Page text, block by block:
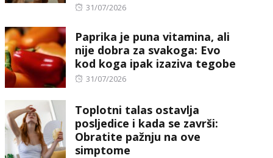
Posted
31/07/2026
Paprika je puna vitamina, ali
nije dobra za svakoga: Evo
kod koga ipak izaziva tegobe
Posted
31/07/2026
Toplotni talas ostavlja
posljedice i kada se završi:
Obratite pažnju na ove
simptome